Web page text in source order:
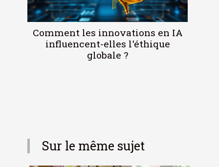
Comment les innovations en IA
influencent-elles l'éthique
globale ?
Sur le même sujet